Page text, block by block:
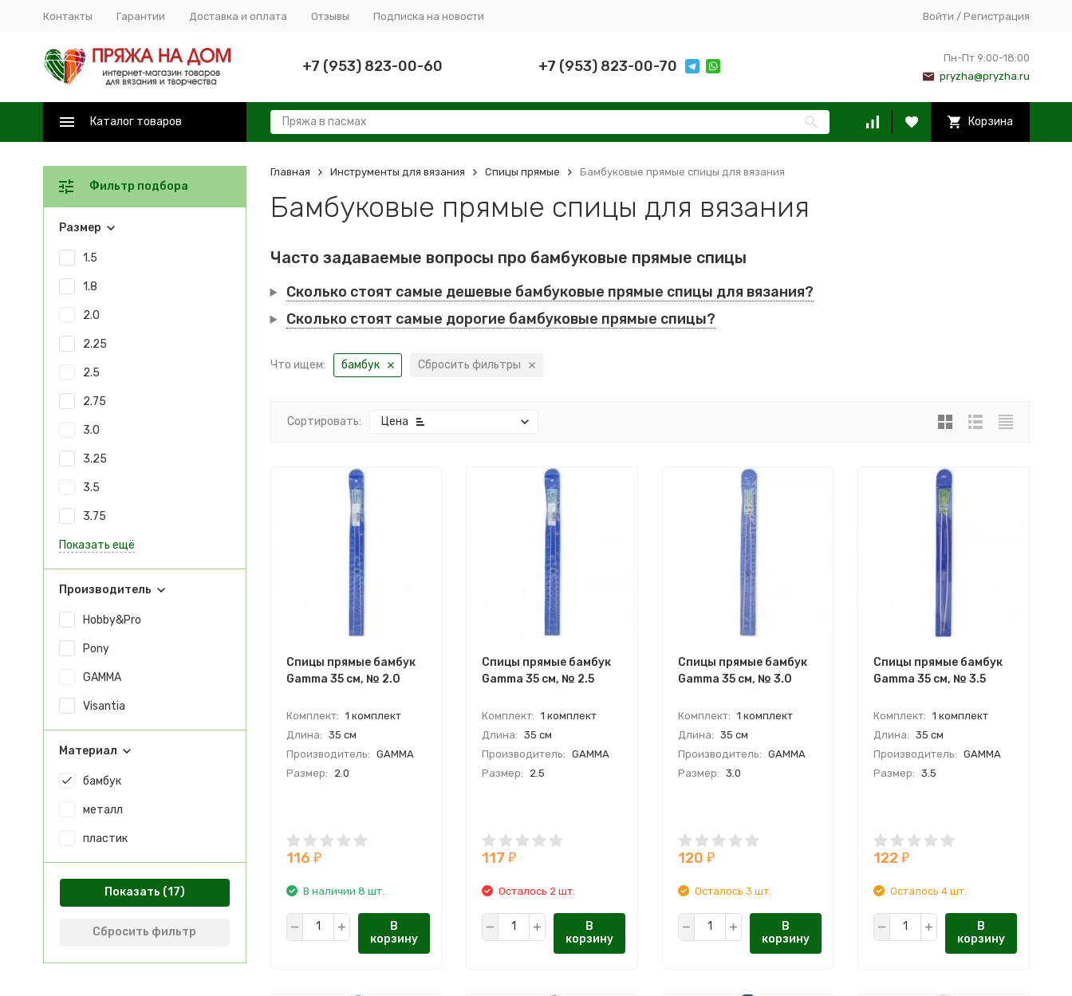
Контакты Гарантии Доставка и оплата Отзывы Подписка на новости Войти / Регистрация
+7 (953) 823-00-60 +7 (953) 823-00-70
Пн-Пт 9:00-18:00
pryzha@pryzha.ru
Каталог товаров Корзина
Главная Инструменты для вязания Спицы прямые Бамбуковые прямые спицы для вязания
Бамбуковые прямые спицы для вязания
Часто задаваемые вопросы про бамбуковые прямые спицы
Сколько стоят самые дешевые бамбуковые прямые спицы для вязания?
Сколько стоят самые дорогие бамбуковые прямые спицы?
Что ищем: бамбук Сбросить фильтры
Сортировать: Цена
Спицы прямые бамбук
Gamma 35 см, № 2.0
Комплект: 1 комплект
Длина: 35 см
Производитель: GAMMA
Размер:
2.0
116 ₽
В наличии 8 шт.
В
корзину
Спицы прямые бамбук
Gamma 35 см, № 2.5
Комплект: 1 комплект
Длина: 35 см
Производитель: GAMMA
Размер:
2.5
117 ₽
Осталось 2 шт.
В
корзину
Спицы прямые бамбук
Gamma 35 см, № 3.0
Комплект: 1 комплект
Длина: 35 см
Производитель: GAMMA
Размер: 3.0
120 ₽
Осталось 3 шт.
В
корзину
Спицы прямые бамбук
Gamma 35 см, № 3.5
Комплект: 1 комплект
Длина: 35 см
Производитель: GAMMA
Размер: 3.5
122 ₽
Осталось 4 шт.
В
корзину
Фильтр подбора
Размер
1.5
1.8
2.0
2.25
2.5
2.75
3.0
3.25
3.5
3.75
Показать ещё
Производитель
Hobby&Pro
Pony
GAMMA
Visantia
Материал
бамбук
металл
пластик
Показать
Сбросить фильтр